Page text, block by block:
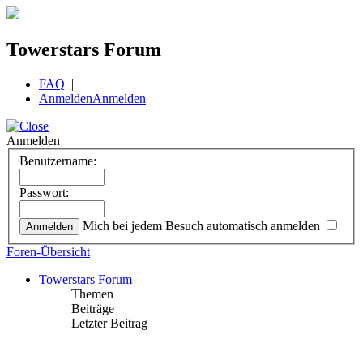
Towerstars Forum
FAQ |
AnmeldenAnmelden
Anmelden
Benutzername:
Passwort:
Mich bei jedem Besuch automatisch anmelden
Foren-Übersicht
Towerstars Forum
Themen
Beiträge
Letzter Beitrag